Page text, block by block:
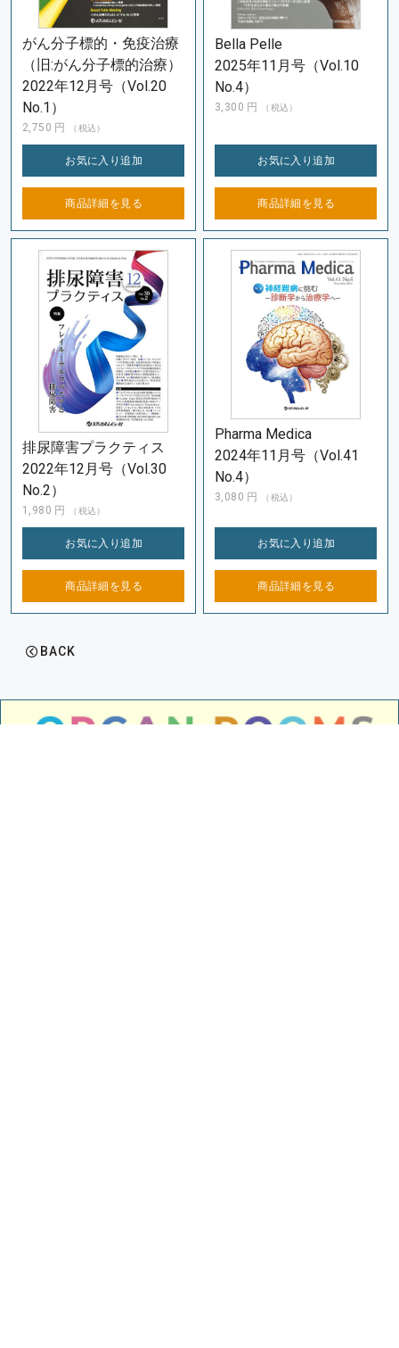
がん分子標的・免疫治療
（旧:がん分子標的治療）
2022年12月号（Vol.20
No.1）
2,750 円 （税込）
お気に入り追加
商品詳細を 見る
Bella Pelle
2025年11月号（Vol.10
No.4）
3,300 円 （税込）
お気に入り追加
商品詳細を 見る
排尿障害プラクティス
2022年12月号（Vol.30
No.2）
1,980 円 （税込）
お気に入り追加
商品詳細を 見る
Pharma Medica
2024年11月号（Vol.41
No.4）
3,080 円 （税込）
お気に入り追加
商品詳細を 見る
BACK